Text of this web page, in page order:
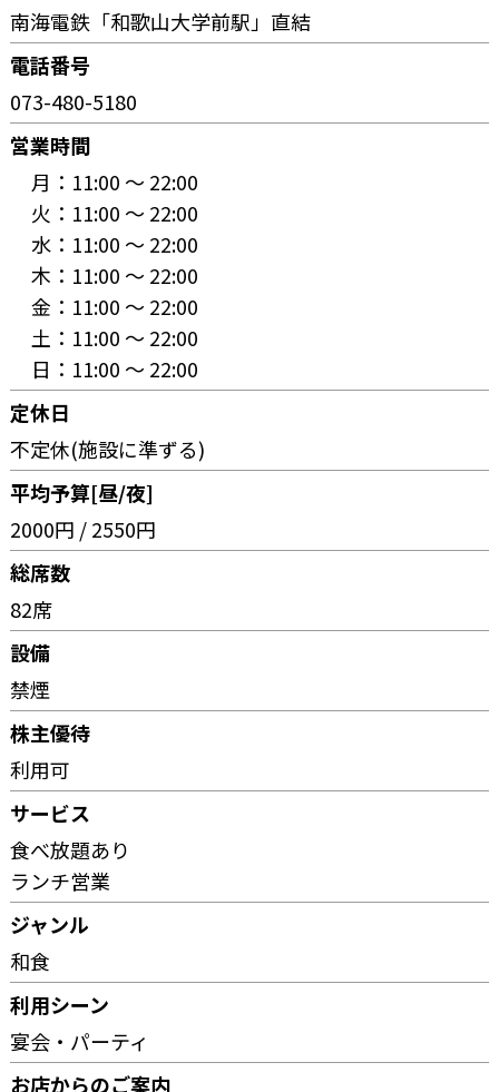
南海電鉄「和歌山大学前駅」直結
電話番号
073-480-5180
営業時間
月： 11:00 〜 22:00
火： 11:00 〜 22:00
水： 11:00 〜 22:00
木： 11:00 〜 22:00
金： 11:00 〜 22:00
土： 11:00 〜 22:00
日： 11:00 〜 22:00
定休日
不定休(施設に準ずる)
平均予算[昼/夜]
2000円 / 2550円
総席数
82席
設備
禁煙
株主優待
利用可
サービス
食べ放題あり
ランチ営業
ジャンル
和食
利用シーン
宴会・パーティ
お店からのご案内